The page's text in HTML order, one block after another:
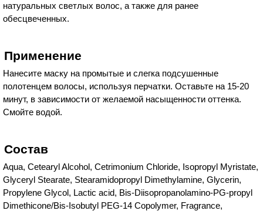
натуральных светлых волос, а также для ранее
обесцвеченных.
Применение
Нанесите маску на промытые и слегка подсушенные
полотенцем волосы, используя перчатки. Оставьте на 15-20
минут, в зависимости от желаемой насыщенности оттенка.
Смойте водой.
Состав
Aqua, Cetearyl Alcohol, Cetrimonium Chloride, Isopropyl Myristate,
Glyceryl Stearate, Stearamidopropyl Dimethylamine, Glycerin,
Propylene Glycol, Lactic acid, Bis-Diisopropanolamino-PG-propyl
Dimethicone/Bis-Isobutyl PEG-14 Copolymer, Fragrance,